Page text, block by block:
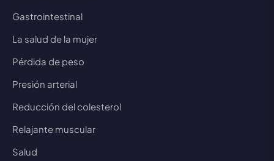
Gastrointestinal
La salud de la mujer
Pérdida de peso
Presión arterial
Reducción del colesterol
Relajante muscular
Salud